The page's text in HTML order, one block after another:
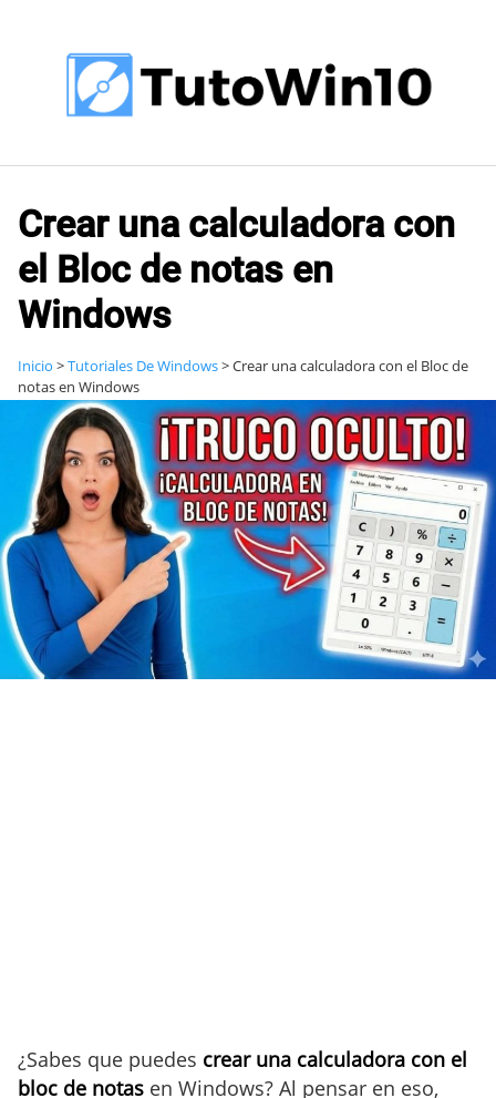
contenido
Crear una calculadora con
el Bloc de notas en
Windows
Inicio >Tutoriales De Windows>Crear una calculadora con el Bloc de
notas en Windows
¿Sabes que puedes crear una calculadora con el
bloc de notas en Windows? Al pensar en eso,